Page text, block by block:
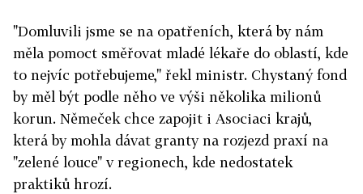
"Domluvili jsme se na opatřeních, která by nám
měla pomoct směřovat mladé lékaře do oblastí, kde
to nejvíc potřebujeme," řekl ministr. Chystaný fond
by měl být podle něho ve výši několika milionů
korun. Němeček chce zapojit i Asociaci krajů,
která by mohla dávat granty na rozjezd praxí na
"zelené louce" v regionech, kde nedostatek
praktiků hrozí.